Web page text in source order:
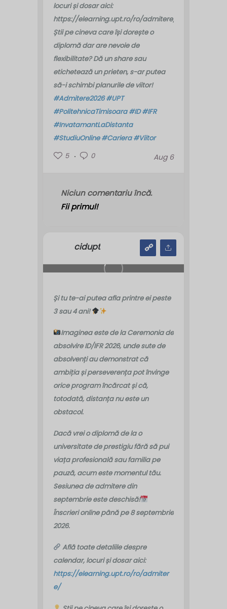
locuri și dosar aici:
https://elearning.upt.ro/ro/admitere/
Știi pe cineva care își dorește o
diplomă dar are nevoie de
flexibilitate? Dă un share sau
etichetează un prieten, s-ar putea
să-i schimbi planurile de viitor!
#Admitere2026 #UPT
#PolitehnicaTimisoara #ID #IFR
#InvatamantLaDistanta
#StudiuOnline #Cariera #Viitor
5
0 Aug 6
Niciun comentariu încă.
Fii primul!
cidupt
Și tu te-ai putea afla printre ei peste
3 sau 4 ani!
Imaginea este de la Ceremonia de
absolvire ID/IFR 2026, unde sute de
absolvenți au demonstrat că
ambiția și perseverența pot învinge
orice program încărcat și că,
totodată, distanța nu este un
obstacol.
Dacă vrei o diplomă de la o
universitate de prestigiu fără să pui
viața profesională sau familia pe
pauză, acum este momentul tău.
Sesiunea de admitere din
septembrie este deschisă!
Înscrieri online până pe 8 septembrie
2026.
Află toate detaliile despre
calendar, locuri și dosar aici:
https://elearning.upt.ro/ro/admiter
e/